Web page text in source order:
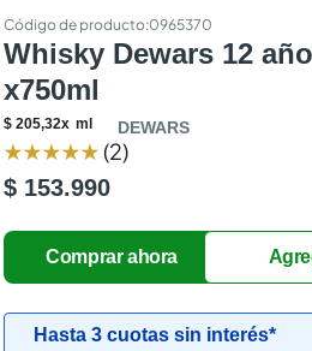
:0965370
Whisky Dewars 12
x750ml
$ 205,32x ml DEWARS
★★★★★(2)
$ 153.990
Hasta 3 cuotas sin interés*